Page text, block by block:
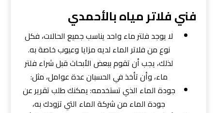
فني فلاتر مياه بالأحمدي
لا يوجد فلتر ماء واحد يناسب جميع الحالات، فكل
نوع من فلاتر الماء لديه مزايا وعيوب خاصة به.
لذلك، يجب أن تقوم ببعض الأبحاث قبل شراء فلتر
ماء، وأن تأخذ في الحسبان عدة عوامل، مثل:
جودة الماء الذي تستخدمه: يمكنك طلب تقرير عن
جودة الماء من شركة الماء التي تزودك به،